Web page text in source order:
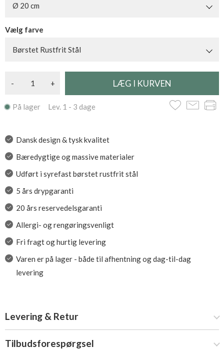
Ø 20 cm
Vælg farve
Børstet Rustfrit Stål
- +
På lager Lev. 1 - 3 dage
Dansk design & tysk kvalitet
Bæredygtige og massive materialer
Udført i syrefast børstet rustfrit stål
5 års drypgaranti
20 års reservedelsgaranti
Allergi- og rengøringsvenligt
Fri fragt og hurtig levering
Varen er på lager - både til afhentning og dag-til-dag
levering
Levering & Retur
Tilbudsforespørgsel